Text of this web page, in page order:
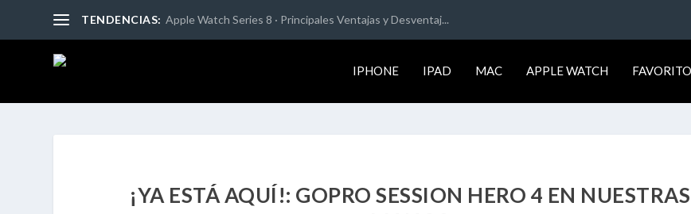
TENDENCIAS: Apple Watch Series 8 · Principales Ventajas y Desventaj...
IPHONE IPAD MAC APPLE WATCH
¡YA ESTÁ AQUÍ!: GOPRO SESSION HERO 4 EN NUESTRAS